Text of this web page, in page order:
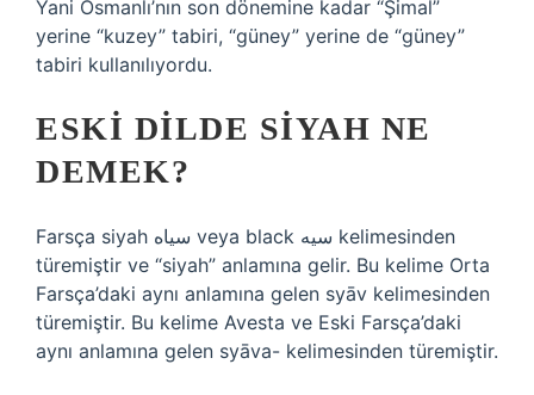
Yani Osmanlı’nın son dönemine kadar “Şimal”
yerine “kuzey” tabiri, “güney” yerine de “güney”
tabiri kullanılıyordu.
ESKI DILDE SIYAH NE
DEMEK?
Farsça siyah سیاه veya black سیه kelimesinden
türemiştir ve “siyah” anlamına gelir. Bu kelime Orta
Farsça’daki aynı anlamına gelen syāv kelimesinden
türemiştir. Bu kelime Avesta ve Eski Farsça’daki
aynı anlamına gelen syāva- kelimesinden türemiştir.